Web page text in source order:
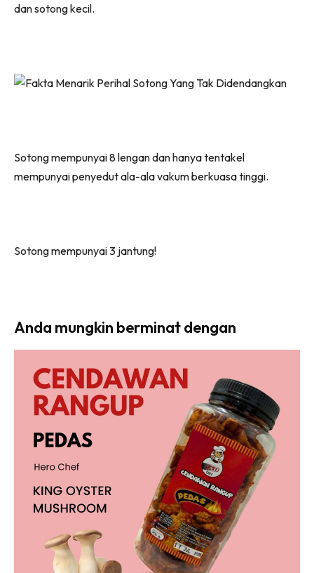
dan sotong kecil.
Sotong mempunyai 8 lengan dan hanya tentakel
mempunyai penyedut ala-ala vakum berkuasa tinggi.
Sotong mempunyai 3 jantung!
Anda mungkin berminat dengan